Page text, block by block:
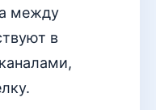
между
в